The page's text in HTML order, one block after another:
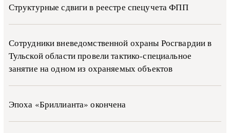
Структурные сдвиги в реестре спецучета ФПП
Сотрудники вневедомственной охраны Росгвардии в
Тульской области провели тактико-специальное
занятие на одном из охраняемых объектов
Эпоха «Бриллианта» окончена